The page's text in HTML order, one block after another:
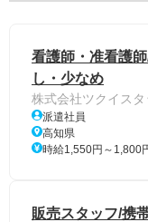
看護師・准看護
し・少なめ
株式会社ツクイスタ
派遣社員
高知県
時給1,550円～1,800
販売スタッフ/携